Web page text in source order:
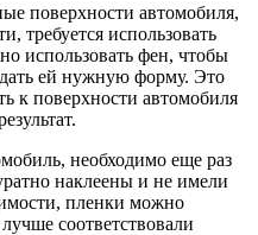
поверхности автомобиля,
требуется использовать
использовать фен, чтобы
ей нужную форму. Это
к поверхности автомобиля
необходимо еще раз
наклеены и не имели
пленки можно
соответствовали